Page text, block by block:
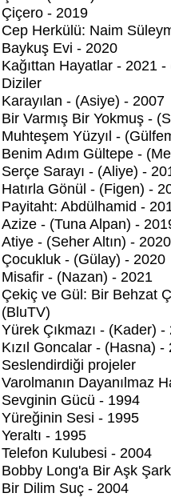
Çiçero - 2019
Cep Herkülü: Naim
Baykuş Evi - 2020
Kağıttan Hayatlar - 2021 -
Diziler
Karayılan - (Asiye) - 2007
Bir Varmış Bir Yokmuş -
Muhteşem Yüzyıl -
Benim Adım Gültepe -
Serçe Sarayı - (Aliye) -
Hatırla Gönül - (Figen) -
Payitaht: Abdülhamid -
Azize - (Tuna Alpan) -
Atiye - (Seher Altın) -
Çocukluk - (Gülay) - 2020
Misafir - (Nazan) - 2021
Çekiç ve Gül: Bir Behzat
(BluTV)
Yürek Çıkmazı - (Kader) -
Kızıl Goncalar - (Hasna) -
Seslendirdiği projeler
Varolmanın Dayanılmaz
Sevginin Gücü - 1994
Yüreğinin Sesi - 1995
Yeraltı - 1995
Telefon Kulubesi - 2004
Bobby Long'a Bir Aşk
Bir Dilim Suç - 2004